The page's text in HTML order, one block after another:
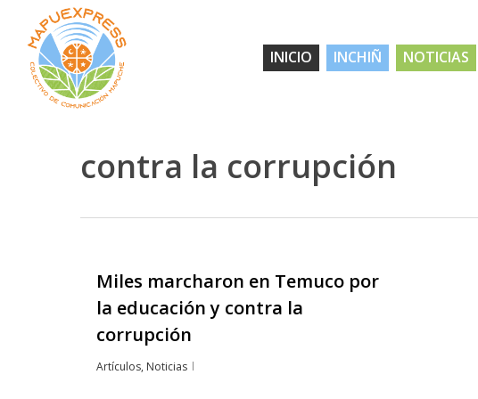
main
content
Hit enter to search or ESC to close
INICIO INCHIÑ NOTICIAS
contra la corrupción
Miles marcharon en Temuco por
la educación y contra la
corrupción
Artículos, Noticias